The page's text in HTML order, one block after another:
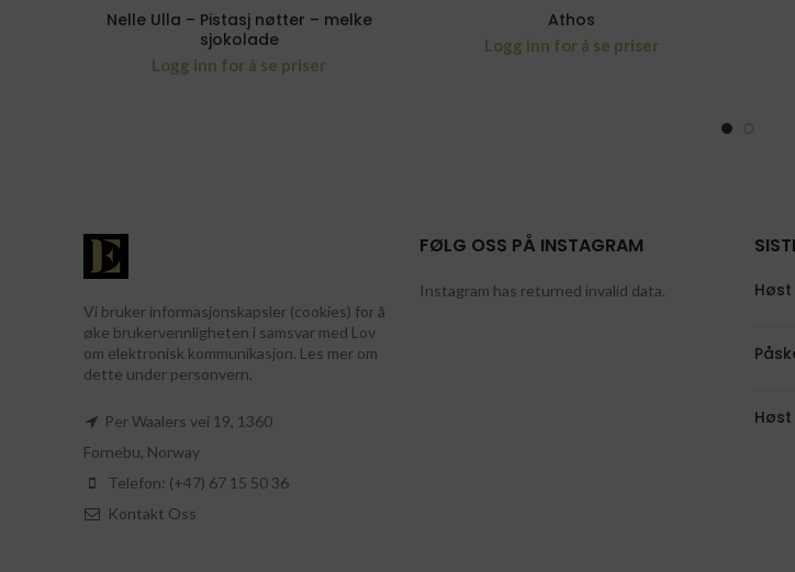
Nelle Ulla – Pistasj nøtter – melke
sjokolade
Logg inn for å se priser
Athos
Logg inn for å se priser
Vi bruker informasjonskapsler (cookies) for å
øke brukervennligheten i samsvar med Lov
om elektronisk kommunikasjon. Les mer om
dette under personvern.
Per Waalers vei 19, 1360
Fornebu, Norway
Telefon: (+47) 67 15 50 36
Kontakt Oss
FØLG OSS PÅ INSTAGRAM
Instagram has returned invalid data.